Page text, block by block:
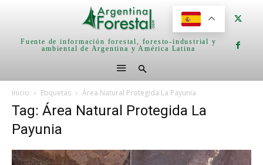
Fuente de información forestal, foresto-industrial y
ambiental de Argentina y América Latina
Inicio Etiquetas Área Natural Protegida La Payunia
Tag: Área Natural Protegida La
Payunia